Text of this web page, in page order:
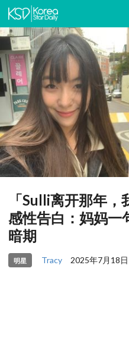
「Sulli离开那年
感性告白：妈妈一
暗期
明星 Tracy 2025年7月18